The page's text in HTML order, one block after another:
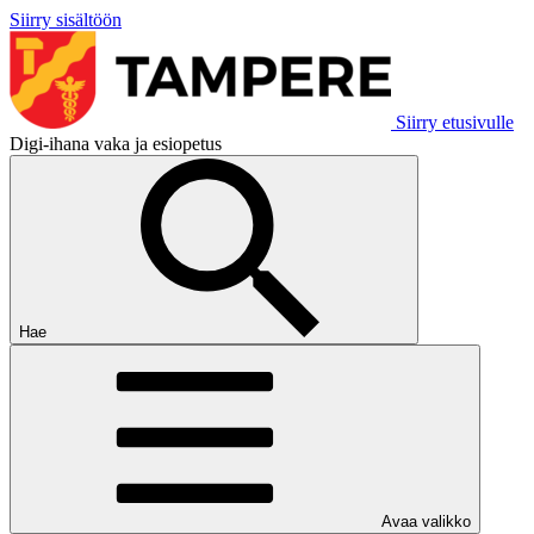
Siirry sisältöön
Siirry etusivulle
Digi-ihana vaka ja esiopetus
Hae
Avaa valikko